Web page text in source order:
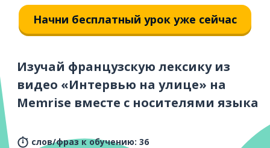
Начни бесплатный урок уже сейчас
Изучай французскую лексику из
видео «Интервью на улице» на
Memrise вместе с носителями языка
слов/фраз к обучению: 36